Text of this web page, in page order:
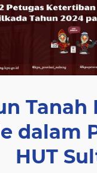
Tanah
dalam
HUT